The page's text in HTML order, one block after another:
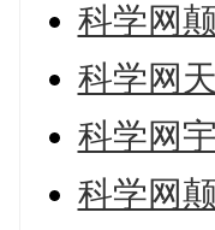
科学网
科学网
科学网
科学网